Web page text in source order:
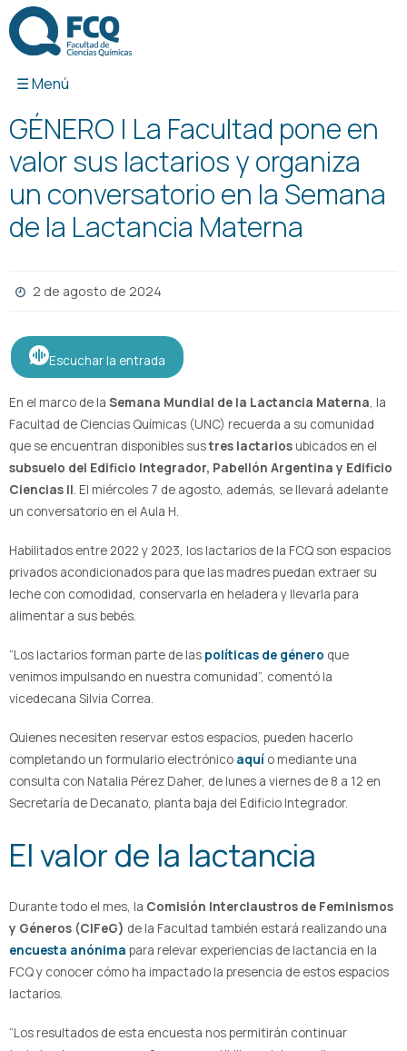
contenido
GÉNERO | La Facultad pone en
valor sus lactarios y organiza
un conversatorio en la Semana
de la Lactancia Materna
2 de agosto de 2024
Escuchar la entrada
En el marco de la Semana Mundial de la Lactancia Materna, la
Facultad de Ciencias Químicas (UNC) recuerda a su comunidad
que se encuentran disponibles sustres lactarios ubicados en el
subsuelo del Edificio Integrador, Pabellón Argentina y Edificio
Ciencias II. El miércoles 7 de agosto, además, se llevará adelante
un conversatorio en el Aula H.
Habilitados entre 2022 y 2023, los lactarios de la FCQ son espacios
privados acondicionados para que las madres puedan extraer su
leche con comodidad, conservarla en heladera y llevarla para
alimentar a sus bebés.
“Los lactarios forman parte de las políticas de género que
venimos impulsando en nuestra comunidad”, comentó la
vicedecana Silvia Correa.
Quienes necesiten reservar estos espacios, pueden hacerlo
completando un formulario electrónico aquí o mediante una
consulta con Natalia Pérez Daher, de lunes a viernes de 8 a 12 en
Secretaría de Decanato, planta baja del Edificio Integrador.
El valor de la lactancia
Durante todo el mes, la Comisión Interclaustros de Feminismos
y Géneros (CIFeG) de la Facultad también estará realizando una
encuesta anónima para relevar experiencias de lactancia en la
FCQ y conocer cómo ha impactado la presencia de estos espacios
lactarios.
“Los resultados de esta encuesta nos permitirán continuar